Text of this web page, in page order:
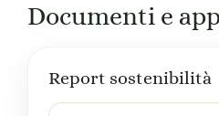
Documenti e
Report sostenibilità